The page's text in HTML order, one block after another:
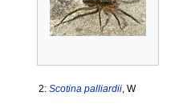
2: Scotina palliardii , W